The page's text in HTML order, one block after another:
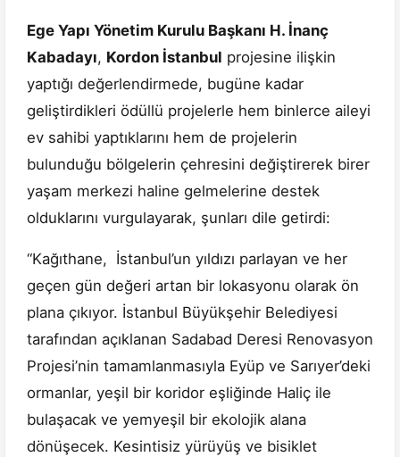
Ege Yapı Yönetim Kurulu Başkanı H. İnanç
Kabadayı, Kordon İstanbul projesine ilişkin
yaptığı değerlendirmede, bugüne kadar
geliştirdikleri ödüllü projelerle hem binlerce aileyi
ev sahibi yaptıklarını hem de projelerin
bulunduğu bölgelerin çehresini değiştirerek birer
yaşam merkezi haline gelmelerine destek
olduklarını vurgulayarak, şunları dile getirdi:
“Kağıthane, İstanbul’un yıldızı parlayan ve her
geçen gün değeri artan bir lokasyonu olarak ön
plana çıkıyor. İstanbul Büyükşehir Belediyesi
tarafından açıklanan Sadabad Deresi Renovasyon
Projesi’nin tamamlanmasıyla Eyüp ve Sarıyer’deki
ormanlar, yeşil bir koridor eşliğinde Haliç ile
bulaşacak ve yemyeşil bir ekolojik alana
dönüşecek. Kesintisiz yürüyüş ve bisiklet